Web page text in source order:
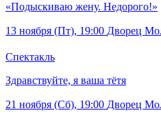
«Подыскиваю жену. Недорого!»
13 ноября (Пт), 19:00 Дворец
Спектакль
Здравствуйте, я ваша тётя
21 ноября (Сб), 19:00 Дворец